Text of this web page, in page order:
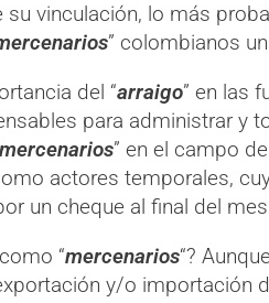
vinculación, lo más
” colombianos
del “arraigo” en las
para administrar y
mercenarios” en el campo
actores temporales,
un cheque al final del
“mercenarios“?
y/o importación